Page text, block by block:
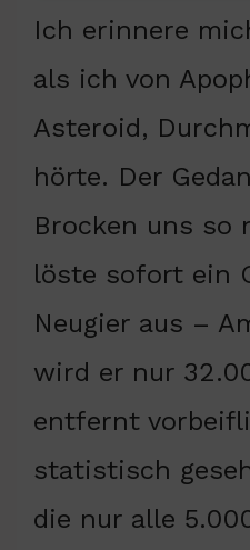
Ich erinnere
als ich von
Asteroid,
hörte. Der
Brocken uns so
löste sofort ein
Neugier aus –
wird er nur
entfernt
statistisch
die nur alle